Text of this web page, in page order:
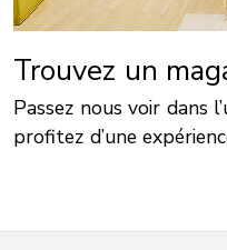
Trouvez un
Passez nous voir dans
profitez d’une